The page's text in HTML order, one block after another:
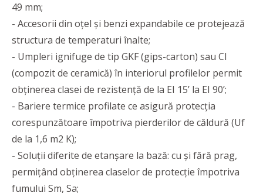
49 mm;
- Accesorii din oţel şi benzi expandabile ce protejează
structura de temperaturi înalte;
- Umpleri ignifuge de tip GKF (gips-carton) sau CI
(compozit de ceramică) în interiorul profilelor permit
obţinerea clasei de rezistență de la EI 15’ la EI 90’;
- Bariere termice profilate ce asigură protecţia
corespunzătoare împotriva pierderilor de căldură (Uf
de la 1,6 m2 K);
- Soluţii diferite de etanşare la bază: cu şi fără prag,
permiţând obţinerea claselor de protecţie împotriva
fumului Sm, Sa;